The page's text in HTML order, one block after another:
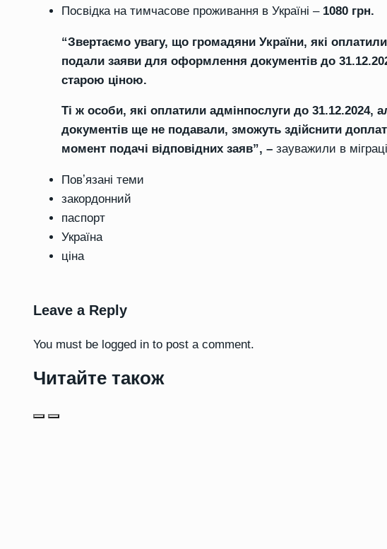
Посвідка на тимчасове проживання в Україні – 1080 грн.
“Звертаємо увагу, що громадяни України, які оплатили
подали заяви для оформлення документів до
старою ціною.
Ті ж особи, які оплатили адмінпослуги до 31.12.2024,
документів ще не подавали, зможуть здійснити
момент подачі відповідних заяв”, – зауважили в
Повʼязані теми
закордонний
паспорт
Україна
ціна
Leave a Reply
You must be logged in to post a comment.
Читайте також